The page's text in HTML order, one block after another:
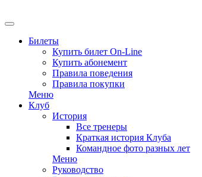
Билеты
Купить билет On-Line
Купить абонемент
Правила поведения
Правила покупки
Меню
Клуб
История
Все тренеры
Краткая история Клуба
Командное фото разных лет
Меню
Руководство